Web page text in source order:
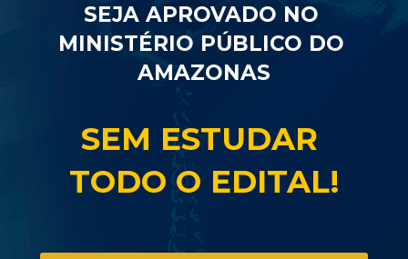
SEJA APROVADO NO
MINISTÉRIO PÚBLICO DO
AMAZONAS
SEM ESTUDAR
TODO O EDITAL!